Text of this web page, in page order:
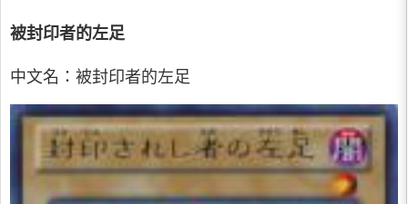
被封印者的左足
中文名：被封印者的左足